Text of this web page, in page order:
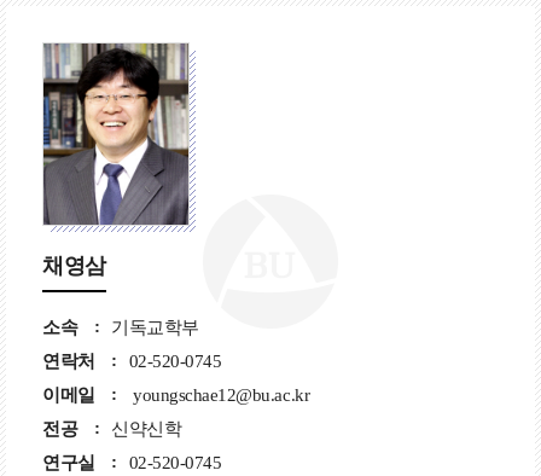
채영삼
소속
기독교학부
연락처
02-520-0745
이메일
youngschae12@bu.ac.kr
전공
신약신학
연구실
02-520-0745